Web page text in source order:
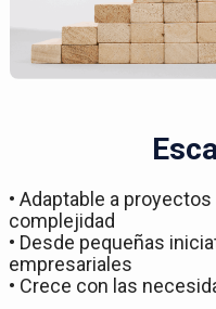
• Adaptable a
complejidad
• Desde pequeñas
empresariales
• Crece con las